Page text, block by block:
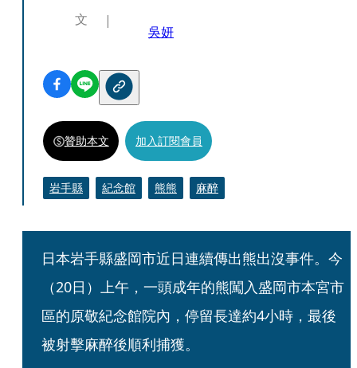
文
吳妍
贊助本文 加入訂閱會員
岩手縣 紀念館 熊熊 麻醉
日本岩手縣盛岡市近日連續傳出熊出沒事件。今
（20日）上午，一頭成年的熊闖入盛岡市本宮市
區的原敬紀念館院內，停留長達約4小時，最後
被射擊麻醉後順利捕獲。